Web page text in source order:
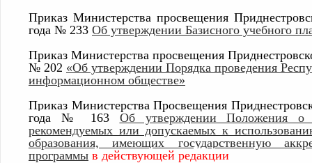
Приказ Министерства просвещения
года № 233 Об утверждении Базисного учебного
Приказ Министерства просвещения
№ 202 «Об утверждении Порядка проведения
информационном обществе»
Приказ Министерства Просвещения
года № 163 Об утверждении Положения о
рекомендуемых или допускаемых к
образования, имеющих государственную
программы в действующей редакции